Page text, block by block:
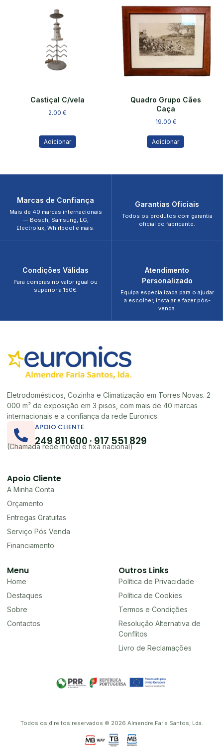
Castiçal C/vela
2.00€
Adicionar
Quadro Grupo Cães
Caça
19.00 €
Adicionar
Marcas de Confiança
Mais de 40 marcas internacionais
— Bosch, Samsung, LG,
Electrolux, Whirlpool e mais.
Garantias Oficiais
Todos os produtos com garantia
oficial do fabricante.
Condições Válidas
Para compras no valor igual ou
superior a 150€.
Atendimento
Personalizado
Equipa especializada para o ajudar
a escolher, instalar e fazer pós-
venda.
Eletrodomésticos, Cozinha e Climatização em Torres Novas. 2
000 m² de exposição em 3 pisos, com mais de 40 marcas
internacionais e a confiança da rede Euronics.
APOIO CLIENTE
249 811 600 · 917 551 829
(Chamada rede móvel e fixa nacional)
Apoio Cliente
A Minha Conta
Orçamento
Entregas Gratuitas
Serviço Pós Venda
Financiamento
Menu
Home
Destaques
Sobre
Contactos
Outros Links
Política de Privacidade
Política de Cookies
Termos e Condições
Resolução Alternativa de
Conflitos
Livro de Reclamações
Todos os direitos reservados © 2026 Almendre Faria Santos, Lda.